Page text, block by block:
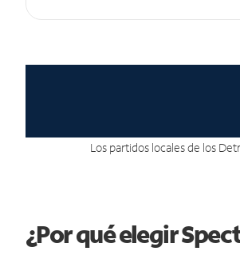
Los partidos locales de los
¿Por qué elegir